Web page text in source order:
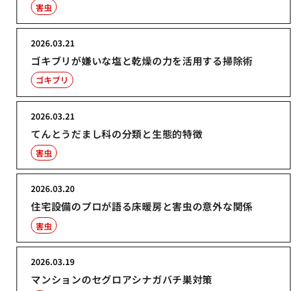
害虫
ゴキブリが嫌いな塩と乾燥の力を活用する掃除術
2026.03.21
ゴキブリ
てんとうだまし科の分類と生態的特徴
2026.03.21
害虫
住宅設備のプロが語る床暖房と害虫の意外な関係
2026.03.20
害虫
マンションのセグロアシナガバチ巣対策
2026.03.19